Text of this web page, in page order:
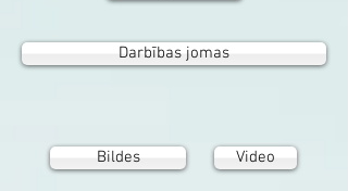
Darbības jomas
Bildes Video